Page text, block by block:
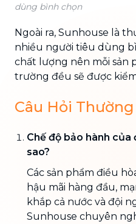
dùng bình chọn
Ngoài ra, Sunhouse là
nhiều người tiêu dùng
chất lượng nên mỗi sản
trường đều sẽ được
Câu Hỏi Thường
Chế độ bảo hành của
sao?
Các sản phẩm điều
hậu mãi hàng đầu,
khắp cả nước và đội
Sunhouse chuyên